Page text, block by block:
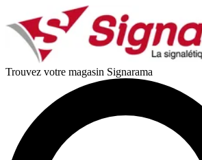
Trouvez votre magasin Signarama